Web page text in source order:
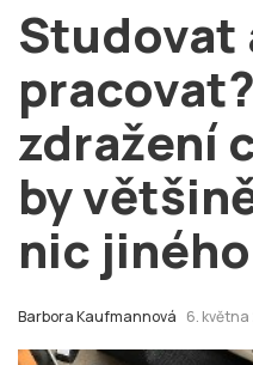
# Brno
# volby
login PŘIHLÁSIT SE
Zapomněli jste heslo?
Založit nový účet
Studovat
zdražení
by
nic
Barbora Kaufmannová 6. května